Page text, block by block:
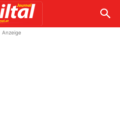
Anzeige